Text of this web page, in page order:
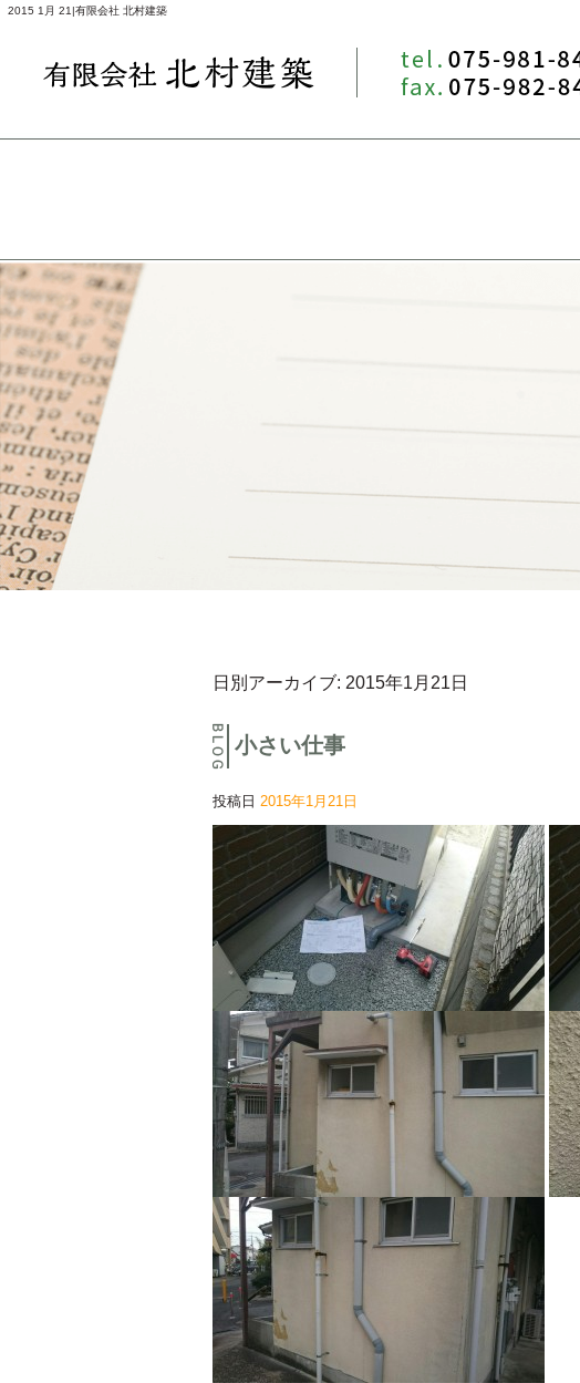
2015 1月 21|有限会社 北村建築
日別アーカイブ: 2015年1月21日
小さい仕事
投稿日 2015年1月21日